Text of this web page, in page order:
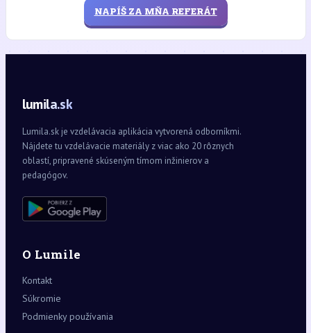
NAPÍŠ ZA MŇA REFERÁT
lumila.sk
Lumila.sk je vzdelávacia aplikácia vytvorená odborníkmi.
Nájdete tu vzdelávacie materiály z viac ako 20 rôznych
oblastí, pripravené skúseným tímom inžinierov a
pedagógov.
O Lumile
Kontakt
Súkromie
Podmienky používania